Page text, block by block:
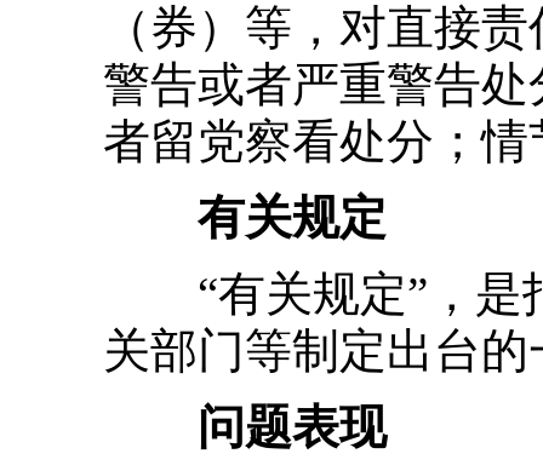
（券）等，对直接
警告或者严重警告
者留党察看处分；
有关规定
“有关规定”，是
关部门等制定出台
问题表现